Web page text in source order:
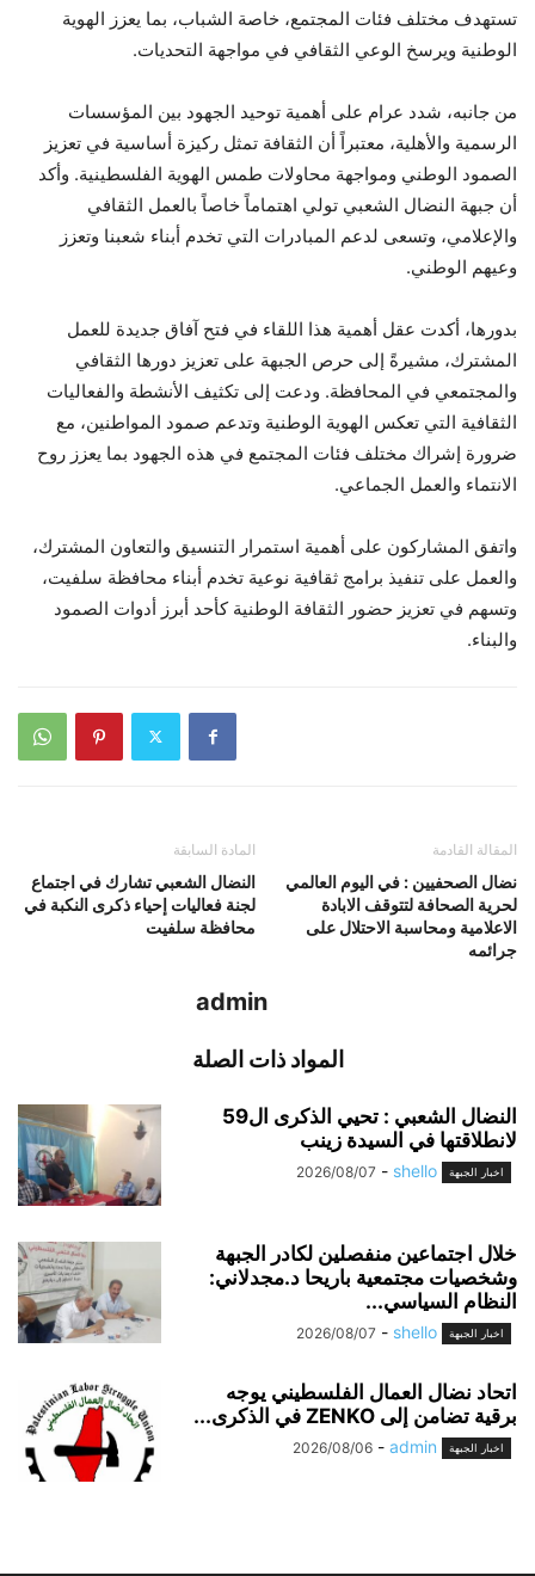
تستهدف مختلف فئات المجتمع، خاصة الشباب، بما يعزز الهوية
الوطنية ويرسخ الوعي الثقافي في مواجهة التحديات.
من جانبه، شدد عرام على أهمية توحيد الجهود بين المؤسسات
الرسمية والأهلية، معتبراً أن الثقافة تمثل ركيزة أساسية في تعزيز
الصمود الوطني ومواجهة محاولات طمس الهوية الفلسطينية. وأكد
أن جبهة النضال الشعبي تولي اهتماماً خاصاً بالعمل الثقافي
والإعلامي، وتسعى لدعم المبادرات التي تخدم أبناء شعبنا وتعزز
وعيهم الوطني.
بدورها، أكدت عقل أهمية هذا اللقاء في فتح آفاق جديدة للعمل
المشترك، مشيرةً إلى حرص الجبهة على تعزيز دورها الثقافي
والمجتمعي في المحافظة. ودعت إلى تكثيف الأنشطة والفعاليات
الثقافية التي تعكس الهوية الوطنية وتدعم صمود المواطنين، مع
ضرورة إشراك مختلف فئات المجتمع في هذه الجهود بما يعزز روح
الانتماء والعمل الجماعي.
واتفق المشاركون على أهمية استمرار التنسيق والتعاون المشترك،
والعمل على تنفيذ برامج ثقافية نوعية تخدم أبناء محافظة سلفيت،
وتسهم في تعزيز حضور الثقافة الوطنية كأحد أبرز أدوات الصمود
والبناء.
المادة السابقة
النضال الشعبي تشارك في اجتماع
لجنة فعاليات إحياء ذكرى النكبة في
محافظة سلفيت
المقالة القادمة
نضال الصحفيين : في اليوم العالمي
لحرية الصحافة لتتوقف الابادة
الاعلامية ومحاسبة الاحتلال على
جرائمه
admin
المواد ذات الصلة
النضال الشعبي : تحيي الذكرى ال59
لانطلاقتها في السيدة زينب
اخبار الجبهة shello
-
2026/08/07
خلال اجتماعين منفصلين لكادر الجبهة
وشخصيات مجتمعية باريحا د.مجدلاني:
النظام السياسي...
اخبار الجبهة shello
-
2026/08/07
اتحاد نضال العمال الفلسطيني يوجه
برقية تضامن إلى ZENKO في الذكرى...
اخبار الجبهة admin
-
2026/08/06